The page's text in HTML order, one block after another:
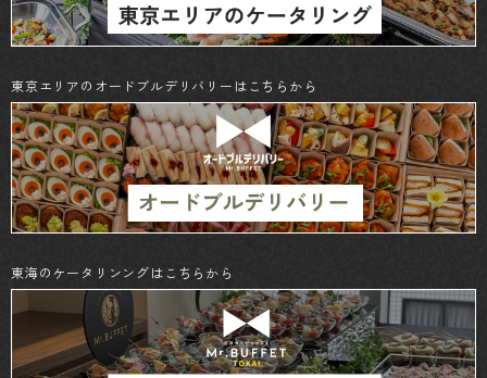
東京エリアのオードブルデリバリーはこちらから
東海のケータリンングはこちらから